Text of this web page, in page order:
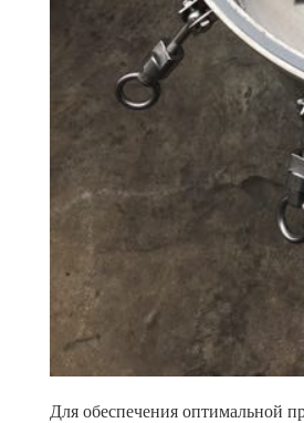
Для обеспечения оптимальной